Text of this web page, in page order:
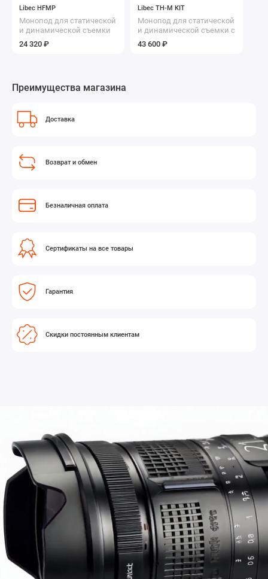
одним нажатием кнопки. Числовая шкала, нанесенная на монопод,
позволяет моментально выставить необходимую высоту монопода.
Libec HFMP
Монопод для статической
и динамической съемки
24 320 ₽
Libec TH-M KIT
Монопод для статической
и динамической съемки с
функцией Perfect Lock и
головкой DUAL HEAD
43 600 ₽
Преимущества магазина
Доставка
Возврат и обмен
Безналичная оплата
Сертификаты на все товары
Гарантия
Скидки постоянным клиентам